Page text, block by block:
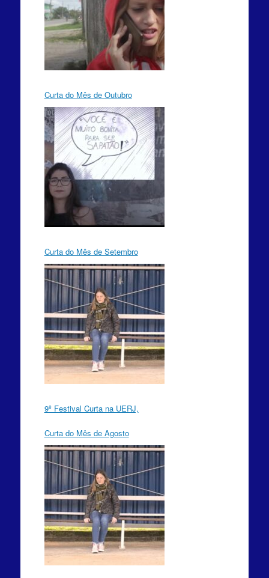
Curta do Mês de Outubro
Curta do Mês de Setembro
9º Festival Curta na UERJ,
Curta do Mês de Agosto